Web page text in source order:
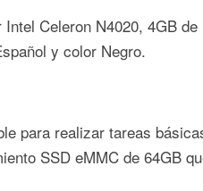
Celeron N4020, 4GB
y color Negro.
para realizar tareas
SSD eMMC de 64GB